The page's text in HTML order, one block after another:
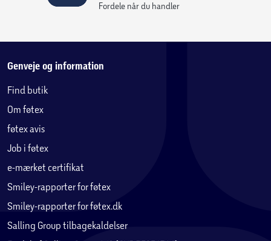
Fordele når du handler
Genveje og information
Find butik
Om føtex
føtex avis
Job i føtex
e-mærket certifikat
Smiley-rapporter for føtex
Smiley-rapporter for føtex.dk
Salling Group tilbagekaldelser